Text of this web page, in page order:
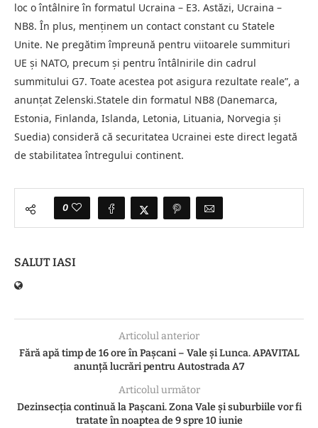
loc o întâlnire în formatul Ucraina – E3. Astăzi, Ucraina –
NB8. În plus, menținem un contact constant cu Statele
Unite. Ne pregătim împreună pentru viitoarele summituri
UE și NATO, precum și pentru întâlnirile din cadrul
summitului G7. Toate acestea pot asigura rezultate reale”, a
anunțat Zelenski.Statele din formatul NB8 (Danemarca,
Estonia, Finlanda, Islanda, Letonia, Lituania, Norvegia și
Suedia) consideră că securitatea Ucrainei este direct legată
de stabilitatea întregului continent.
0
SALUT IASI
Articolul anterior
Fără apă timp de 16 ore în Pașcani – Vale și Lunca. APAVITAL
anunță lucrări pentru Autostrada A7
Articolul următor
Dezinsecția continuă la Pașcani. Zona Vale și suburbiile vor fi
tratate în noaptea de 9 spre 10 iunie